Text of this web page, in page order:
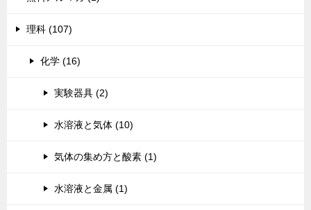
理科 (107)
化学 (16)
実験器具 (2)
水溶液と気体 (10)
気体の集め方と酸素 (1)
水溶液と金属 (1)